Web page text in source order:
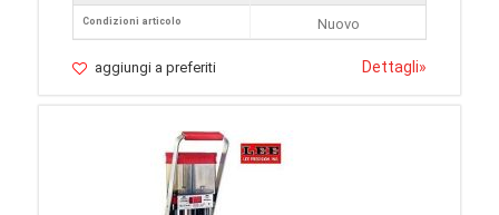
Condizioni articolo
Nuovo
aggiungi a preferiti Dettagli»